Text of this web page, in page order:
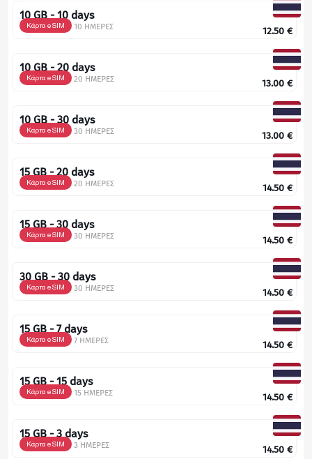
10 GB - 10 days
Κάρτα eSIM 10 ΗΜΕΡΕΣ 12.50 €
10 GB - 20 days
Κάρτα eSIM 20 ΗΜΕΡΕΣ 13.00 €
10 GB - 30 days
Κάρτα eSIM 30 ΗΜΕΡΕΣ 13.00 €
15 GB - 20 days
Κάρτα eSIM 20 ΗΜΕΡΕΣ 14.50 €
15 GB - 30 days
Κάρτα eSIM 30 ΗΜΕΡΕΣ 14.50 €
30 GB - 30 days
Κάρτα eSIM 30 ΗΜΕΡΕΣ 14.50 €
15 GB - 7 days
Κάρτα eSIM 7 ΗΜΕΡΕΣ 14.50 €
15 GB - 15 days
Κάρτα eSIM 15 ΗΜΕΡΕΣ 14.50 €
15 GB - 3 days
Κάρτα eSIM 3 ΗΜΕΡΕΣ 14.50 €